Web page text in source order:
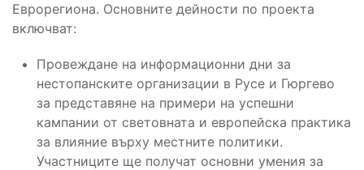
Еврорегиона. Основните дейности по проекта
включват:
Провеждане на информационни дни за
нестопанските организации в Русе и Гюргево
за представяне на примери на успешни
кампании от световната и европейска практика
за влияние върху местните политики.
Участниците ще получат основни умения за